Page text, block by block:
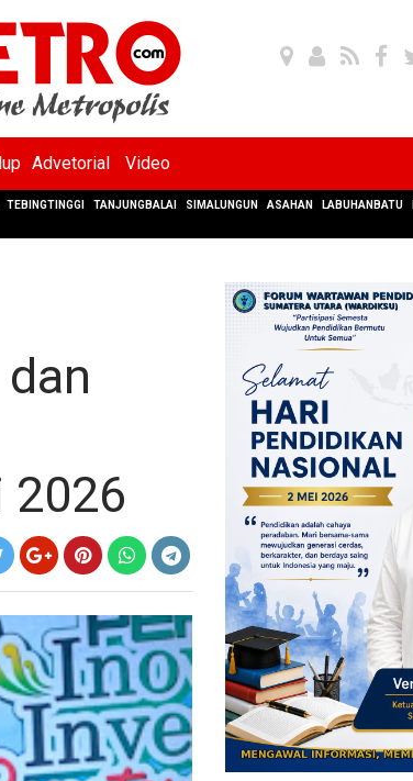
Advetorial Video
TEBINGTINGGI TANJUNGBALAI SIMALUNGUN ASAHAN LABUHANBATU
2026